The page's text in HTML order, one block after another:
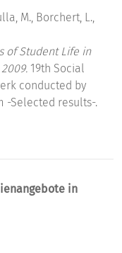
M., Borchert, L.,
of Student Life in
19th Social
conducted by
-Selected results-.
in